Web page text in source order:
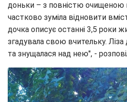
доньки – з повністю очищеною
частково зуміла відновити
дочка описує останні 3,5 роки
згадувала свою вчительку. Ліза
та знущалася над нею", -